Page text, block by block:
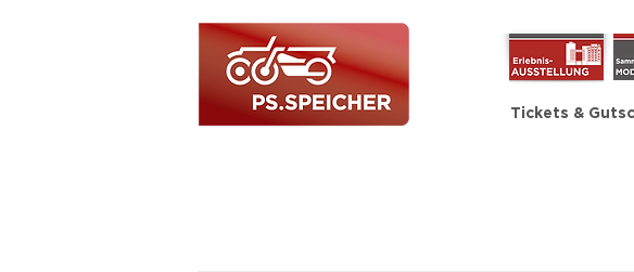
Tickets &